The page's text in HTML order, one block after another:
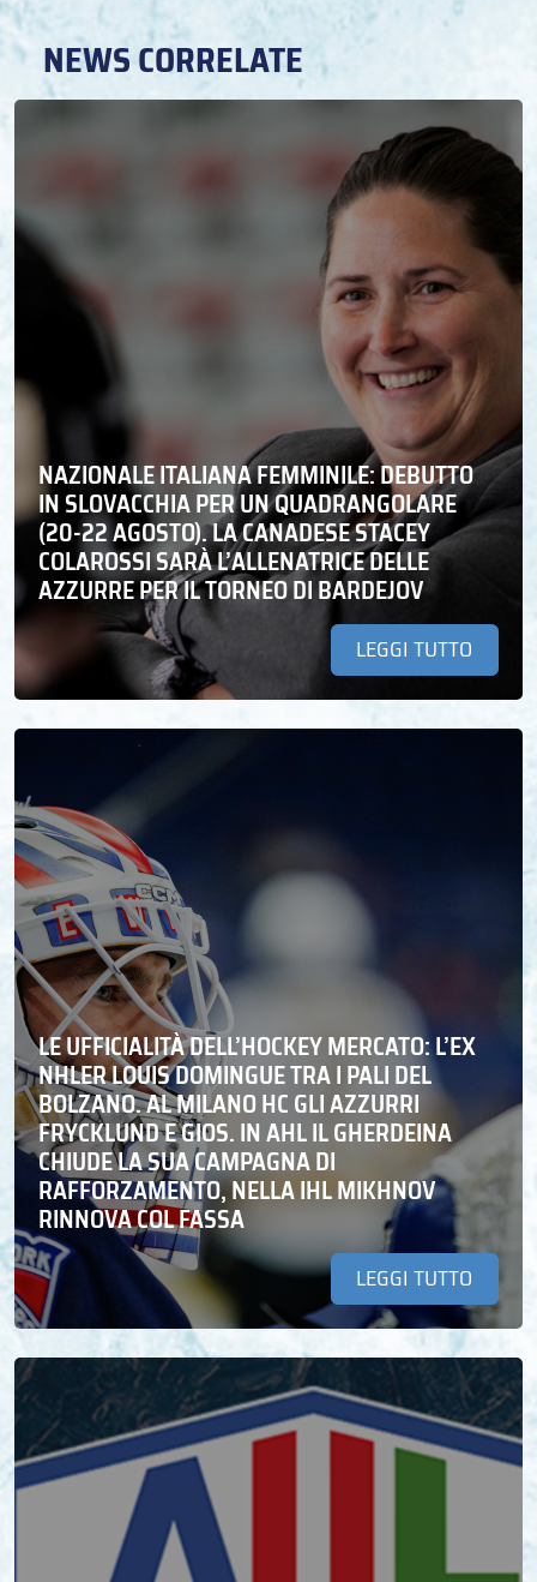
NEWS CORRELATE
NAZIONALE ITALIANA FEMMINILE: DEBUTTO
IN SLOVACCHIA PER UN QUADRANGOLARE
(20-22 AGOSTO). LA CANADESE STACEY
COLAROSSI SARÀ L’ALLENATRICE DELLE
AZZURRE PER IL TORNEO DI BARDEJOV
LEGGI TUTTO
LE UFFICIALITÀ DELL’HOCKEY MERCATO: L’EX
NHLER LOUIS DOMINGUE TRA I PALI DEL
BOLZANO. AL MILANO HC GLI AZZURRI
FRYCKLUND E GIOS. IN AHL IL GHERDEINA
CHIUDE LA SUA CAMPAGNA DI
RAFFORZAMENTO, NELLA IHL MIKHNOV
RINNOVA COL FASSA
LEGGI TUTTO